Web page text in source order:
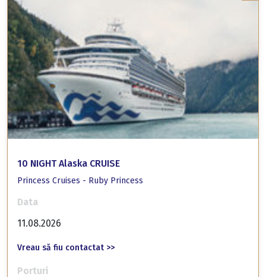
10 NIGHT Alaska CRUISE
Princess Cruises - Ruby Princess
Data
11.08.2026
Vreau să fiu contactat >>
Porturi